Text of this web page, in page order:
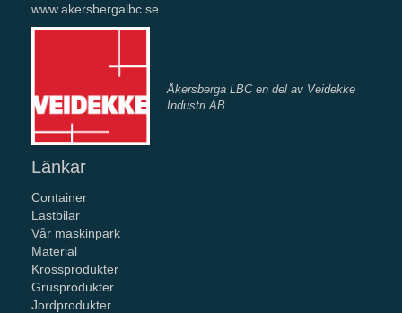
www.akersbergalbc.se
Åkersberga LBC en del av Veidekke
Industri AB
Länkar
Container
Lastbilar
Vår maskinpark
Material
Krossprodukter
Grusprodukter
Jordprodukter